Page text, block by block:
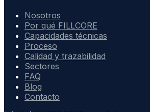
Nosotros
Por qué FILLCORE
Capacidades técnicas
Proceso
Calidad y trazabilidad
Sectores
FAQ
Blog
Contacto